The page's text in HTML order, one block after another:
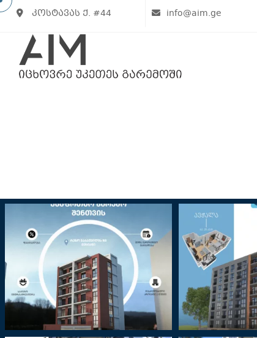
კოსტავას ქ. #44 info@aim.ge